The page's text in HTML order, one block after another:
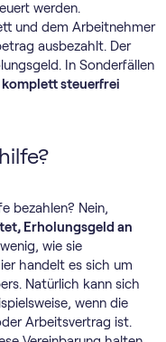
werden.
und dem Arbeitnehmer
ausbezahlt. Der
In Sonderfällen
komplett steuerfrei
bezahlen? Nein,
Erholungsgeld an
wie sie
handelt es sich um
Natürlich kann sich
wenn die
Arbeitsvertrag ist.